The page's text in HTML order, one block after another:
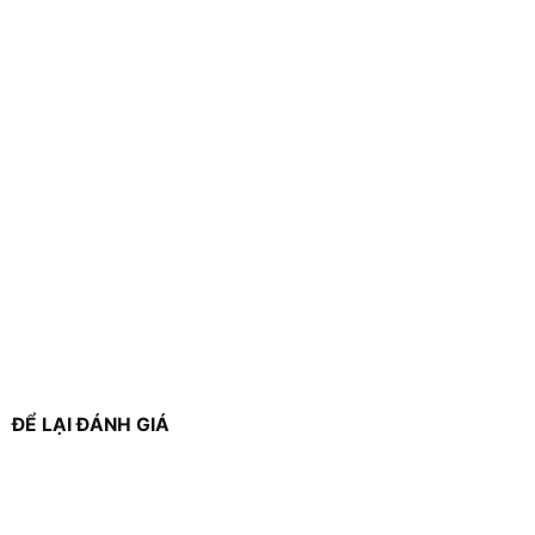
ĐỂ LẠI ĐÁNH GIÁ